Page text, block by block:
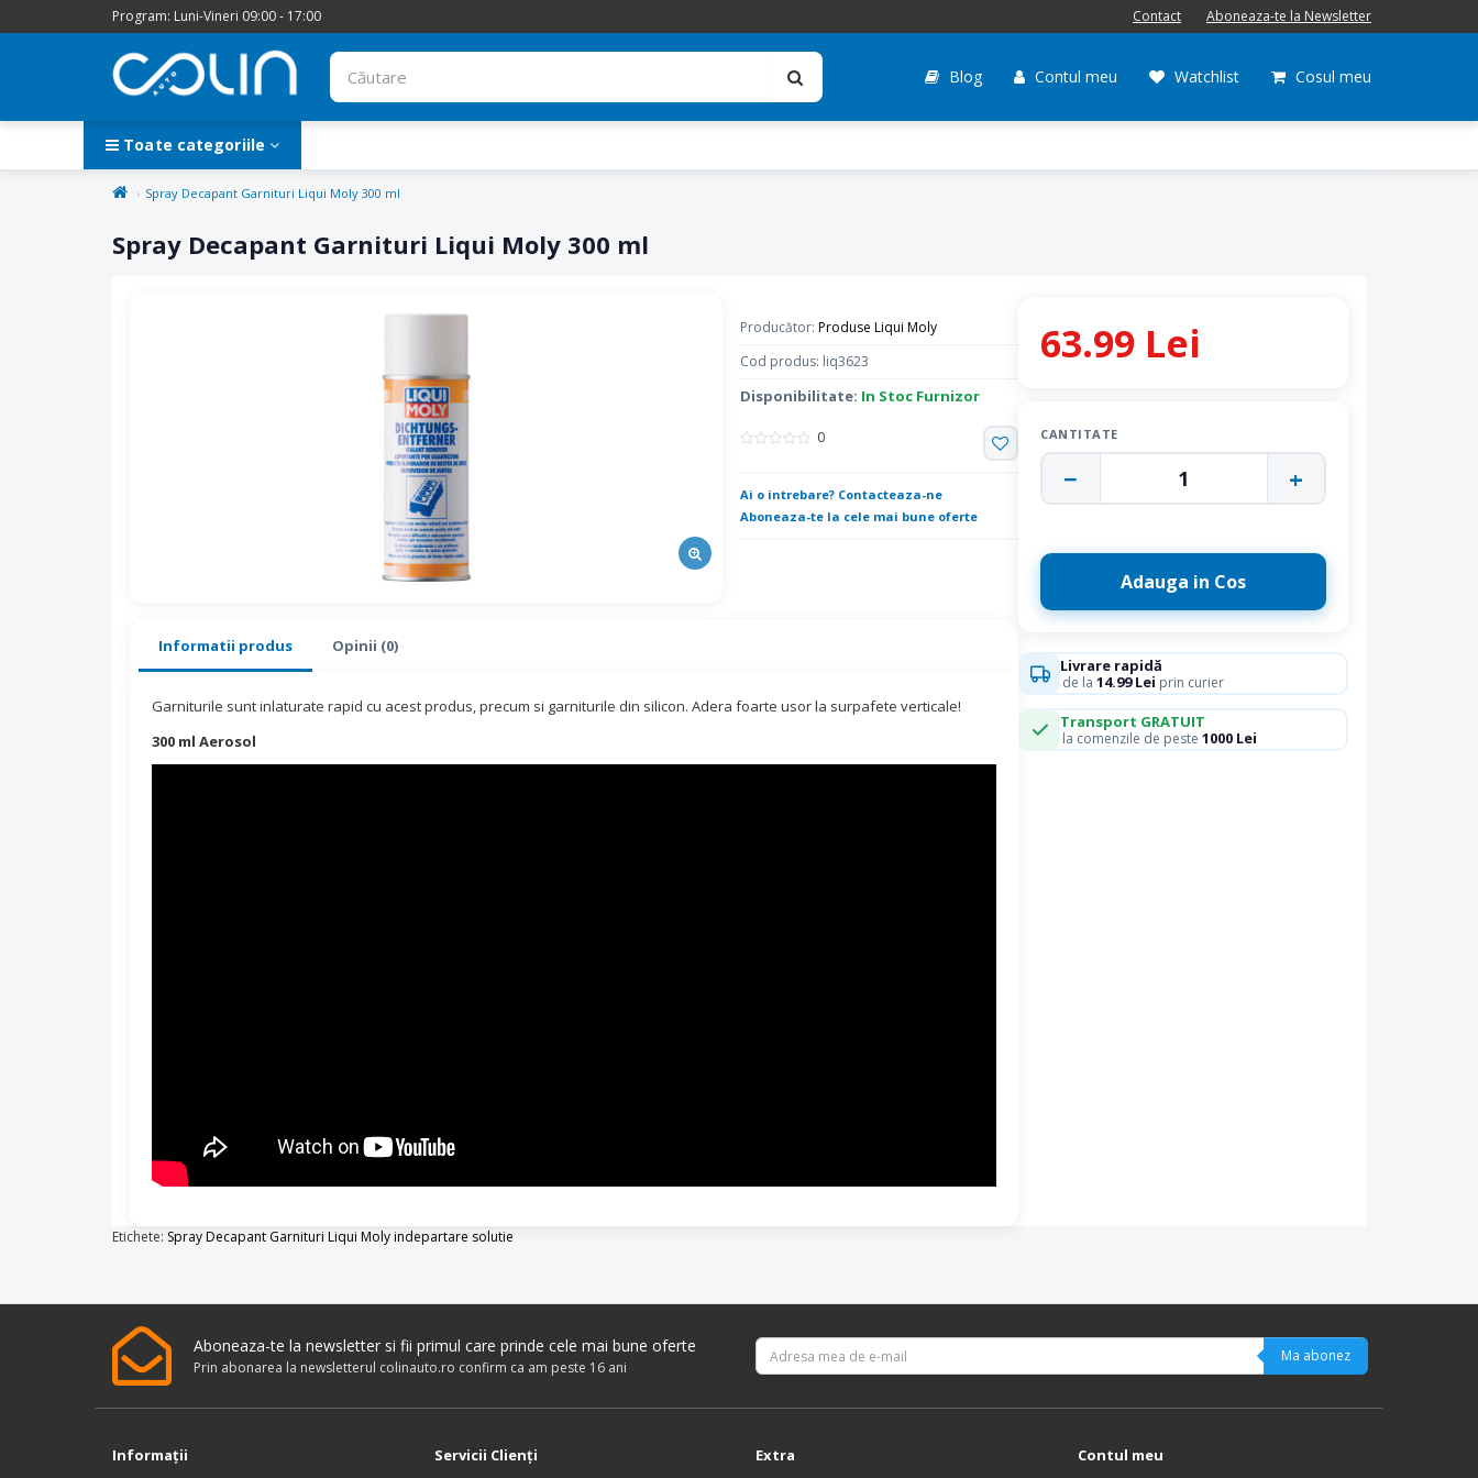
Program: Luni-Vineri 09:00 - 17:00 Contact Aboneaza-te la Newsletter
Blog Contul meu Watchlist Cosul meu
Toate categoriile
Spray Decapant Garnituri Liqui Moly 300 ml
Spray Decapant Garnituri Liqui Moly 300 ml
Producător: Produse Liqui Moly
Cod produs: liq3623
Disponibilitate: In Stoc Furnizor
0
Ai o intrebare? Contacteaza-ne
Aboneaza-te la cele mai bune oferte
Informatii produs Opinii (0)
Garniturile sunt inlaturate rapid cu acest produs, precum si garniturile din silicon. Adera foarte usor la surpafete verticale!
300 ml Aerosol
63.99 Lei
CANTITATE
− 1 +
Adauga in Cos
Livrare rapidă
de la 14.99 Lei prin curier
Transport GRATUIT
la comenzile de peste 1000 Lei
Etichete: Spray Decapant Garnituri Liqui Moly indepartare solutie
Aboneaza-te la newsletter si fii primul care prinde cele mai bune oferte
Prin abonarea la newsletterul colinauto.ro confirm ca am peste 16 ani
Ma abonez
Informaţii Servicii Clienţi Extra Contul meu